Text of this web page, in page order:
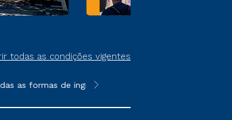
todas as condições vigentes
formas de ingresso, exceto na prova on-line
**Semipresencial e EAD são